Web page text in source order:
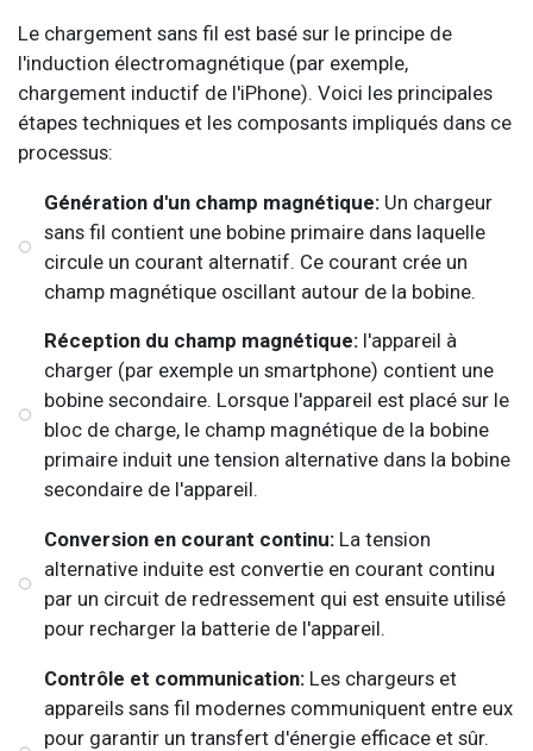
Le chargement sans fil est basé sur le principe de
l'induction électromagnétique (par exemple,
chargement inductif de l'iPhone). Voici les principales
étapes techniques et les composants impliqués dans ce
processus:
Génération d'un champ magnétique: Un chargeur
sans fil contient une bobine primaire dans laquelle
circule un courant alternatif. Ce courant crée un
champ magnétique oscillant autour de la bobine.
Réception du champ magnétique: l'appareil à
charger (par exemple un smartphone) contient une
bobine secondaire. Lorsque l'appareil est placé sur le
bloc de charge, le champ magnétique de la bobine
primaire induit une tension alternative dans la bobine
secondaire de l'appareil.
Conversion en courant continu: La tension
alternative induite est convertie en courant continu
par un circuit de redressement qui est ensuite utilisé
pour recharger la batterie de l'appareil.
Contrôle et communication: Les chargeurs et
appareils sans fil modernes communiquent entre eux
pour garantir un transfert d'énergie efficace et sûr.